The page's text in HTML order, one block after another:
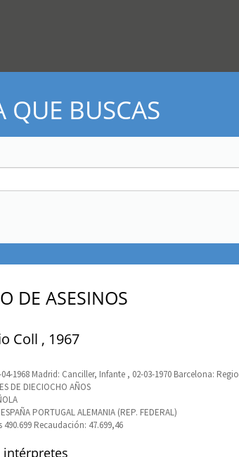
QUE BUSCAS
DE ASESINOS
Coll , 1967
1968 Madrid: Canciller, Infante , 02-03-1970 Barcelona: Regio
DE DIECIOCHO AÑOS
PORTUGAL ALEMANIA (REP. FEDERAL)
Recaudación: 47.699,46
intérpretes